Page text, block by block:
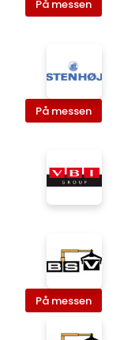
På messen
På messen
På messen